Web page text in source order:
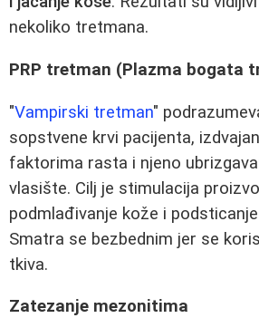
nekoliko tretmana.
PRP tretman (Plazma bogata
"Vampirski tretman"
sopstvene krvi pacijenta,
faktorima rasta i njeno
vlasište. Cilj je stimulacija
podmlađivanje kože i
Smatra se bezbednim jer se
tkiva.
Zatezanje mezonitima